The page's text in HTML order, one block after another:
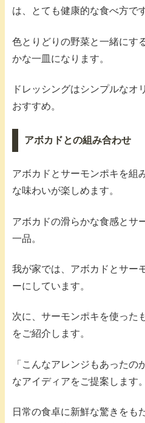
は、とても健康的な食べ方です
色とりどりの野菜と一緒にす
かな一皿になります。
ドレッシングはシンプルなオ
おすすめ。
アボカドとの組み合わせ
アボカドとサーモンポキを組
な味わいが楽しめます。
アボカドの滑らかな食感とサ
一品。
我が家では、アボカドとサー
ーにしています。
次に、サーモンポキを使った
をご紹介します。
「こんなアレンジもあった
なアイディアをご提案します。
日常の食卓に新鮮な驚きをも